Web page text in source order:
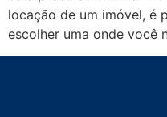
locação de um imóvel, é
escolher uma onde você